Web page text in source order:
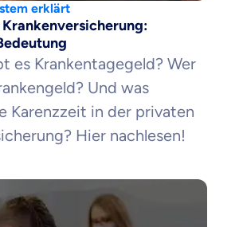
erklärt
es Krankentagegeld? Wer
Und was
Karenzzeit in der privaten
Hier nachlesen!